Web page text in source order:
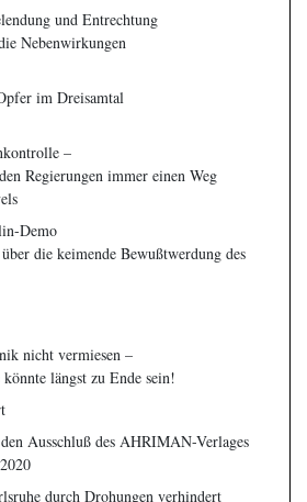
und Entrechtung
Nebenwirkungen
im Dreisamtal
–
Regierungen immer einen Weg
Demo
die keimende Bewußtwerdung des
nicht vermiesen –
längst zu Ende sein!
Ausschluß des AHRIMAN-Verlages
durch Drohungen verhindert